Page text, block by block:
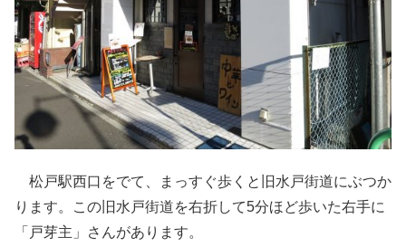
松戸駅西口をでて、まっすぐ歩くと旧水戸街道にぶつか
ります。この旧水戸街道を右折して5分ほど歩いた右手に
「戸芽主」さんがあります。